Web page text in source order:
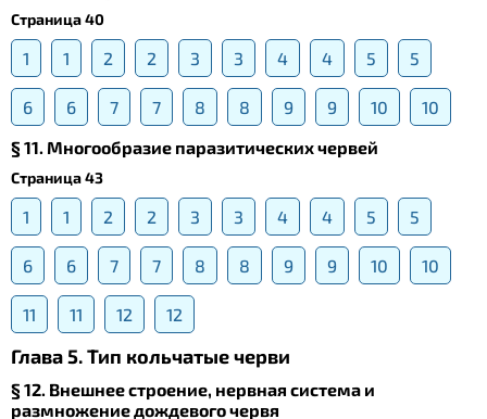
Страница 40
1 1 2 2 3 3 4 4 5 5
6 6 7 7 8 8 9 9 10
10
§ 11. Многообразие паразитических червей
Страница 43
1 1 2 2 3 3 4 4 5 5
6 6 7 7 8 8 9 9 10 10
11 11 12 12
Глава 5. Тип кольчатые черви
§ 12. Внешнее строение, нервная система и
размножение дождевого червя